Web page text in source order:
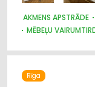
AKMENS APSTRĀDE
MĒBEĻU
DIZAINS UN
MĒBEĻU
KRĀSNIS UN KAMĪNI
Rīga